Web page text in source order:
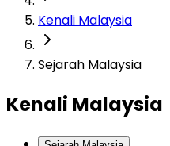
Kenali Malaysia
Sejarah Malaysia
Kenali Malaysia